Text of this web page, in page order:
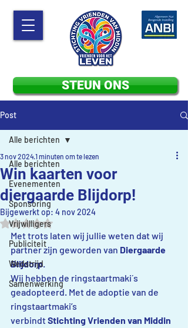
STEUN ONS
Post
Alle berichten
Evenementen
Sponsoring
Vrijwilligers
Publiciteit
Wedstrijd
Samenwerking
Alle berichten
Win kaarten voor
diergaarde Blijdorp!
3 nov 20241 minuten om te lezen
Bijgewerkt op: 4 nov 2024
Beoordeeld met NaN uit 5 sterren.
Met trots laten wij jullie weten dat wij
partner zijn geworden van Diergaarde
Blijdorp.
Wij hebben de ringstaartmaki´s
geadopteerd. Met de adoptie van de
ringstaartmaki’s
verbindt Stichting Vrienden van Middin